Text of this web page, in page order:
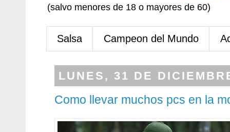
(salvo menores de 18 o mayores de 60)
Salsa Campeon del Mundo
LUNES, 31 DE
Como llevar muchos pcs en la